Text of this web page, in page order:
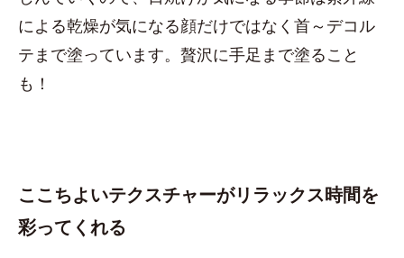
による乾燥が気になる顔だけではなく首～デコル
テまで塗っています。贅沢に手足まで塗ること
も！
ここちよいテクスチャーがリラックス時間を
彩ってくれる